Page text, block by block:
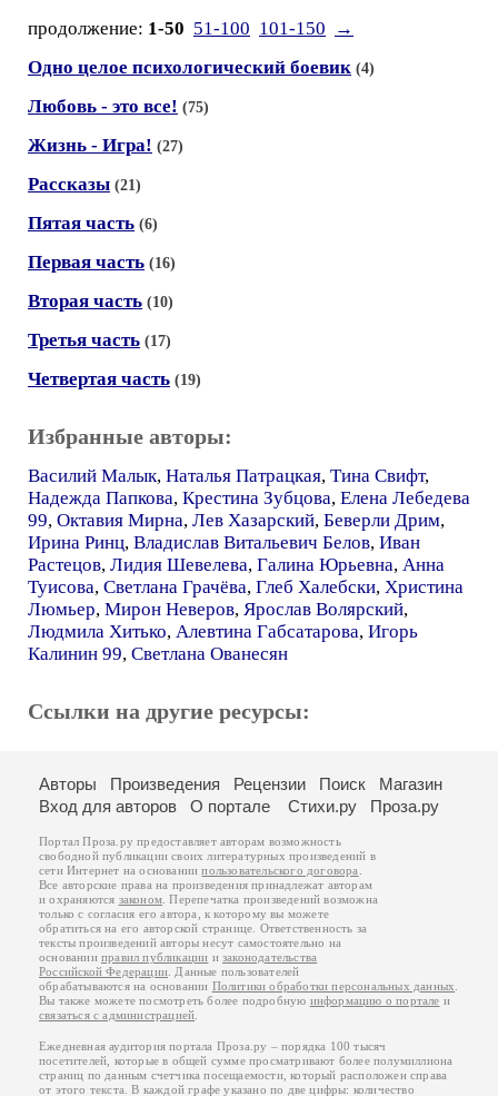
продолжение: 1-50 51-100 101-150
→
Одно целое психологический боевик (4)
Любовь - это все! (75)
Жизнь - Игра! (27)
Рассказы (21)
Пятая часть (6)
Первая часть (16)
Вторая часть (10)
Третья часть (17)
Четвертая часть (19)
Избранные авторы:
Василий Малык, Наталья Патрацкая, Тина Свифт,
Надежда Папкова, Крестина Зубцова, Елена Лебедева
99, Октавия Мирна, Лев Хазарский, Беверли Дрим,
Ирина Ринц, Владислав Витальевич Белов, Иван
Растецов, Лидия Шевелева, Галина Юрьевна, Анна
Туисова, Светлана Грачёва, Глеб Халебски, Христина
Люмьер, Мирон Неверов, Ярослав Волярский,
Людмила Хитько, Алевтина Габсатарова, Игорь
Калинин 99, Светлана Ованесян
Ссылки на другие ресурсы:
Авторы Произведения Рецензии Поиск
Магазин
Вход для авторов
О портале Стихи.ру Проза.ру
Портал Проза.ру предоставляет авторам возможность
свободной публикации своих литературных произведений в
сети Интернет на основаниипользовательского договора
Все авторские права на произведения принадлежат авторам
и охраняются законом . Перепечатка произведений возможна
только с согласия его автора, к которому вы можете
обратиться на его авторской странице. Ответственность за
тексты произведений авторы несут самостоятельно на
основанииправил публикации изаконодательства
Российской Федерации . Данные пользователей
обрабатываются на основании Политики обработки персональных данных
Вы также можете посмотреть более подробную информацию о портале и
связаться с администрацией
Ежедневная аудитория портала Проза.ру – порядка 100 тысяч
посетителей, которые в общей сумме просматривают более полумиллиона
страниц по данным счетчика посещаемости, который расположен справа
от этого текста. В каждой графе указано по две цифры: количество